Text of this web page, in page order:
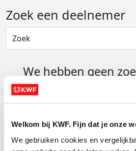
Welkom bij KWF. Fijn dat je onze
We gebruiken cookies en
Zoek een deelnemer
We hebben geen
Actiematerialen
Evenementen